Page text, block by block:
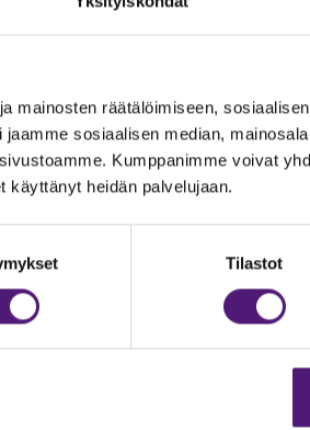
mainosten räätälöimiseen,
sosiaalisen median,
Kumppanimme voivat
käyttänyt heidän palvelujaan.
Tilastot
Vastuullisuus
Avoimet
Anna palautetta